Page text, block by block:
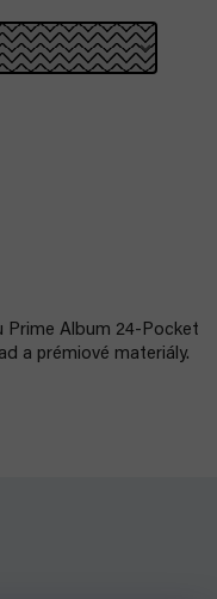
Prime Album 24-Pocket
a prémiové materiály.